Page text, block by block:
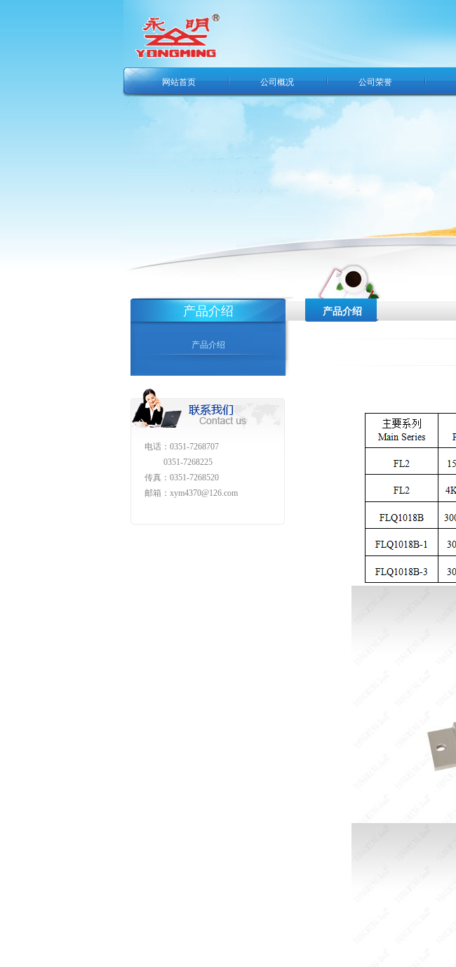
网站首页 公司概况 公司荣誉
产品介绍
产品介绍
电话：0351-7268707
0351-7268225
传真：0351-7268520
邮箱：xym4370@126.com
产品介绍